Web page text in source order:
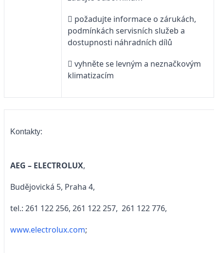
 požadujte informace o zárukách,
podmínkách servisních služeb a
dostupnosti náhradních dílů
 vyhněte se levným a neznačkovým
klimatizacím
Kontakty:
AEG – ELECTROLUX,
Budějovická 5, Praha 4,
tel.: 261 122 256, 261 122 257, 261 122 776,
www.electrolux.com;